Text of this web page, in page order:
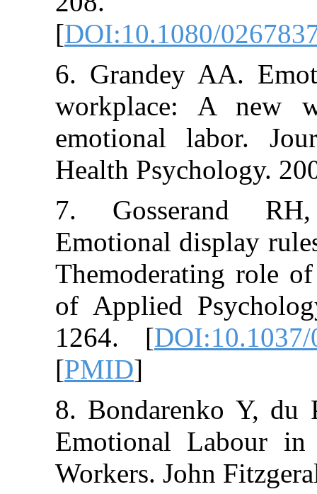
[DOI:10.1080/
6. Grandey
workplace: A
emotional
Health
7.
Emotional
of Applied
1264. [
[
8.
Emotional
Workers. John